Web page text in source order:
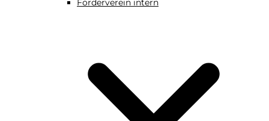
Förderverein intern